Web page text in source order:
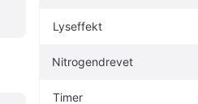
Lyseffekt
Nitrogendrevet
Timer